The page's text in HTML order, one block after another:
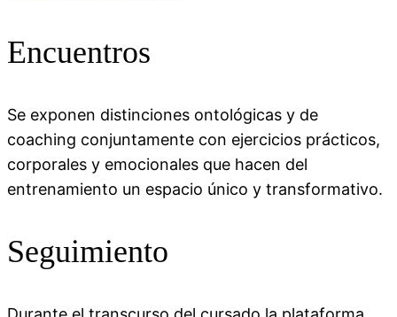
Encuentros
Se exponen distinciones ontológicas y de
coaching conjuntamente con ejercicios prácticos,
corporales y emocionales que hacen del
entrenamiento un espacio único y transformativo.
Seguimiento